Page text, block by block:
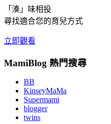
「湊」味相投
尋找適合您的育兒方式
立即觀看
MamiBlog 熱門搜尋
BB
KinseyMaMa
Supermami
blogger
twins